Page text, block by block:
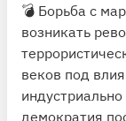
💣 Борьба с
возникать
веков под
демократия